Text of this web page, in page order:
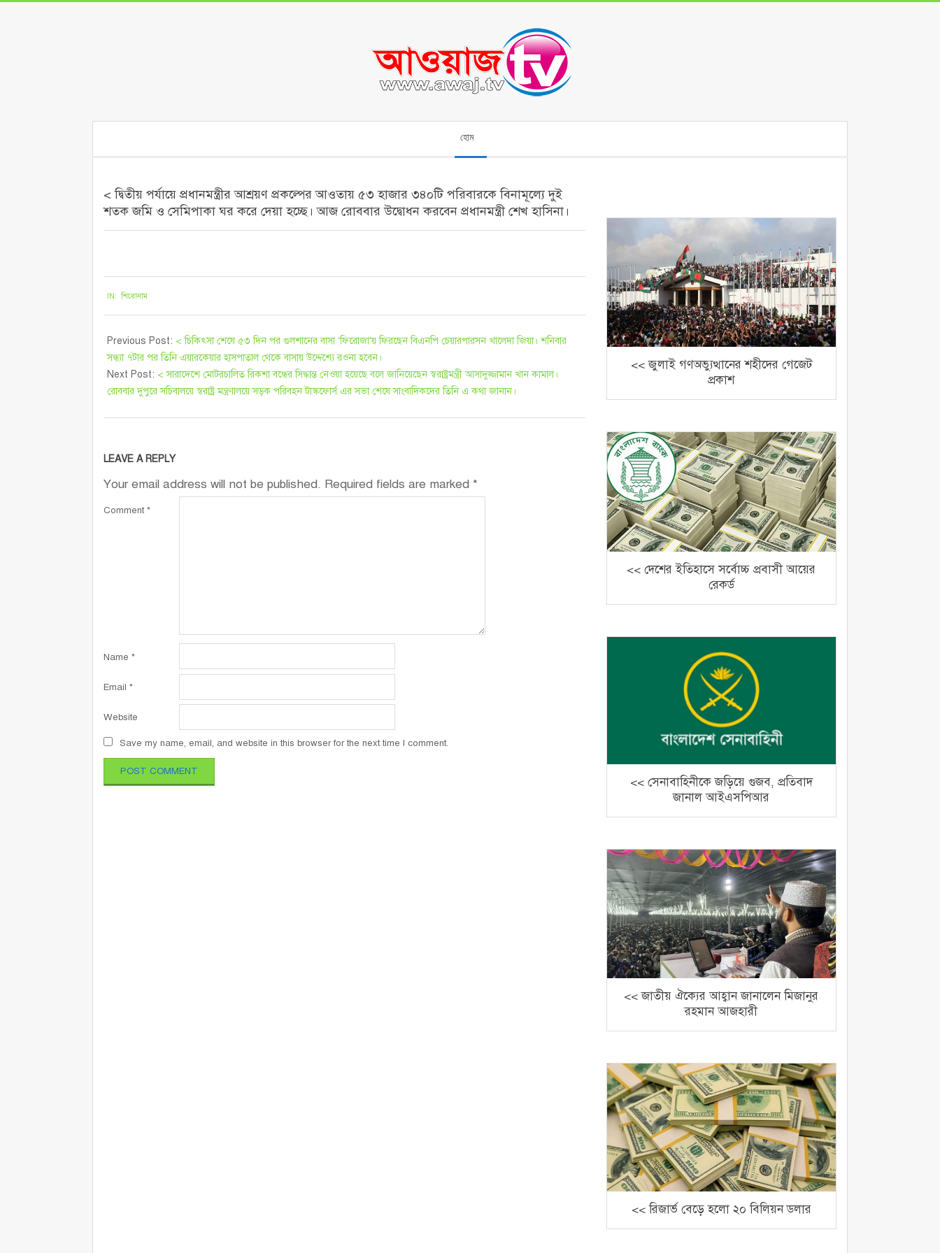
হোম
< দ্বিতীয় পর্যায়ে প্রধানমন্ত্রীর আশ্রয়ণ প্রকল্পের আওতায় ৫৩ হাজার ৩৪০টি পরিবারকে বিনামূল্যে দুই
শতক জমি ও সেমিপাকা ঘর করে দেয়া হচ্ছে। আজ রোববার উদ্বোধন করবেন প্রধানমন্ত্রী শেখ হাসিনা।
IN: শিরোনাম
Previous Post: < চিকিৎসা শেষে ৫৩ দিন পর গুলশানের বাসা ‘ফিরোজা’য় ফিরছেন বিএনপি চেয়ারপারসন খালেদা জিয়া। শনিবার
সন্ধ্যা ৭টার পর তিনি এয়ারকেয়ার হাসপাতাল থেকে বাসায় উদ্দেশ্যে রওনা হবেন।
Next Post: < সারাদেশে মোটরচালিত রিকশা বন্ধের সিদ্ধান্ত নেওয়া হয়েছে বলে জানিয়েছেন স্বরাষ্ট্রমন্ত্রী আসাদুজ্জামান খান কামাল।
রোববার দুপুরে সচিবালয়ে স্বরাষ্ট্র মন্ত্রণালয়ে সড়ক পরিবহন টাস্কফোর্স এর সভা শেষে সাংবাদিকদের তিনি এ কথা জানান।
LEAVE A REPLY
Your email address will not be published. Required fields are marked *
Comment *
Name *
Email *
Website
Save my name, email, and website in this browser for the next time I comment.
<< জুলাই গণঅভ্যুত্থানের শহীদের গেজেট
প্রকাশ
<< দেশের ইতিহাসে সর্বোচ্চ প্রবাসী আয়ের
রেকর্ড
<< সেনাবাহিনীকে জড়িয়ে গুজব, প্রতিবাদ
জানাল আইএসপিআর
<< জাতীয় ঐক্যের আহ্বান জানালেন মিজানুর
রহমান আজহারী
<< রিজার্ভ বেড়ে হলো ২০ বিলিয়ন ডলার